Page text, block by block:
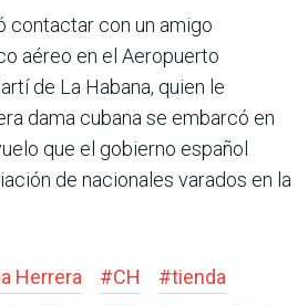
contactar con un amigo
aéreo en el Aeropuerto
de La Habana, quien le
dama cubana se embarcó en
que el gobierno español
de nacionales varados en la
Herrera #CH #tienda